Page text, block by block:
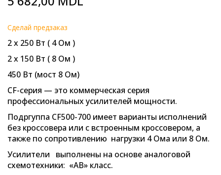
beginning
of
the
images
Cделай предзаказ
2 х 250 Вт ( 4 Ом )
2 х 150 Вт ( 8 Ом )
450 Вт (мост 8 Ом)
СF-серия — это коммерческая серия
профессиональных усилителей мощности.
Подргуппа CF500-700 имеет варианты исполнений
без кроссовера или с встроенным кроссовером, а
также по сопротивлению нагрузки 4 Ома или 8 Ом.
Усилители выполнены на основе аналоговой
схемотехники: «AB» класс.